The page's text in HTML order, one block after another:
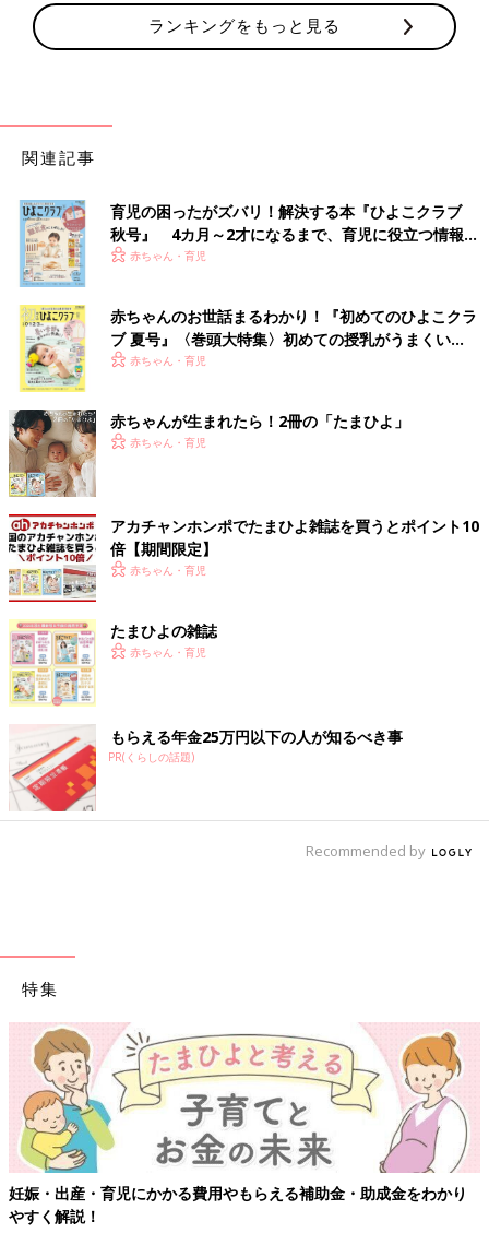
ランキングをもっと見る
関連記事
育児の困ったがズバリ！解決する本『ひよこクラブ
秋号』 4カ月～2才になるまで、育児に役立つ情報が
いっぱい！
赤ちゃん・育児
赤ちゃんのお世話まるわかり！『初めてのひよこクラ
ブ 夏号』〈巻頭大特集〉初めての授乳がうまくい
く！ おっぱい・ミルクの基本と夏のトラブル 解決テ
赤ちゃん・育児
赤ちゃんが生まれたら！2冊の「たまひよ」
赤ちゃん・育児
アカチャンホンポでたまひよ雑誌を買うとポイント10
倍【期間限定】
赤ちゃん・育児
たまひよの雑誌
赤ちゃん・育児
もらえる年金25万円以下の人が知るべき事
PR(くらしの話題)
Recommended by
特集
妊娠・出産・育児にかかる費用やもらえる補助金・助成金をわかり
やすく解説！